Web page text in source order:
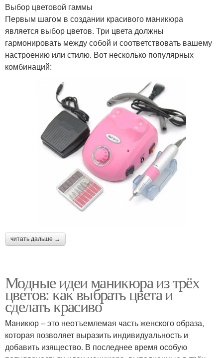
Выбор цветовой гаммы
Первым шагом в создании красивого маникюра
является выбор цветов. Три цвета должны
гармонировать между собой и соответствовать вашему
настроению или стилю. Вот несколько популярных
комбинаций:
читать дальше →
Модные идеи маникюра из трёх
цветов: как выбрать цвета и
сделать красиво
Маникюр – это неотъемлемая часть женского образа,
которая позволяет выразить индивидуальность и
добавить изящество. В последнее время особую